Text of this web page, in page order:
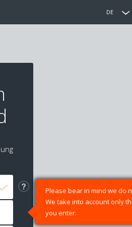
DE
Please bear in mind we do
We take into account only
you enter.